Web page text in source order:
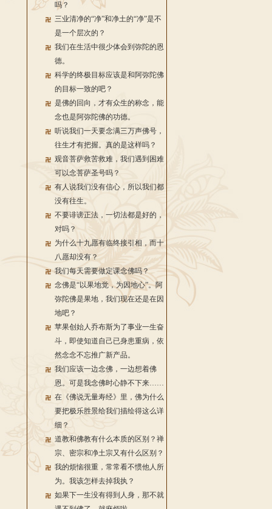
吗？
三业清净的“净”和净土的“净”是不
是一个层次的？
我们在生活中很少体会到弥陀的恩
德。
科学的终极目标应该是和阿弥陀佛
的目标一致的吧？
是佛的回向，才有众生的称念，能
念也是阿弥陀佛的功德。
听说我们一天要念满三万声佛号，
往生才有把握。真的是这样吗？
观音菩萨救苦救难，我们遇到困难
可以念菩萨圣号吗？
有人说我们没有信心，所以我们都
没有往生。
不要诽谤正法，一切法都是好的，
对吗？
为什么十九愿有临终接引相，而十
八愿却没有？
我们每天需要做定课念佛吗？
念佛是“以果地觉，为因地心”。阿
弥陀佛是果地，我们现在还是在因
地吧？
苹果创始人乔布斯为了事业一生奋
斗，即使知道自己已身患重病，依
然念念不忘推广新产品。
我们应该一边念佛，一边想着佛
恩。可是我念佛时心静不下来……
在《佛说无量寿经》里，佛为什么
要把极乐胜景给我们描绘得这么详
细？
道教和佛教有什么本质的区别？禅
宗、密宗和净土宗又有什么区别？
我的烦恼很重，常常看不惯他人所
为。我该怎样去掉我执？
如果下一生没有得到人身，那不就